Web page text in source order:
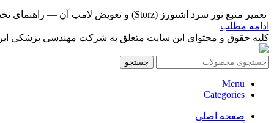
تعمیر منبع نور سرد اشتورز (Storz) و تعویض لامپ آن — راهنمای تخصصی مهندسی پزشکی در حوزه تجهیزات تصو...
ادامه مطلب
کلیه حقوق و محتوای این سایت متعلق به شرکت مهندسی پزشکی
جستجو
Menu
Categories
صفحه اصلی